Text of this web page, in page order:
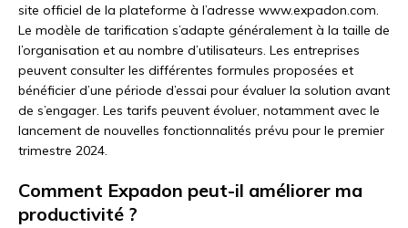
site officiel de la plateforme à l’adresse www.expadon.com.
Le modèle de tarification s’adapte généralement à la taille de
l’organisation et au nombre d’utilisateurs. Les entreprises
peuvent consulter les différentes formules proposées et
bénéficier d’une période d’essai pour évaluer la solution avant
de s’engager. Les tarifs peuvent évoluer, notamment avec le
lancement de nouvelles fonctionnalités prévu pour le premier
trimestre 2024.
Comment Expadon peut-il améliorer ma
productivité ?